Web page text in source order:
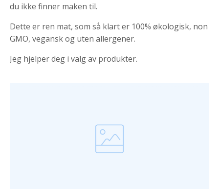
du ikke finner maken til.
Dette er ren mat, som så klart er 100% økologisk, non
GMO, vegansk og uten allergener.
Jeg hjelper deg i valg av produkter.